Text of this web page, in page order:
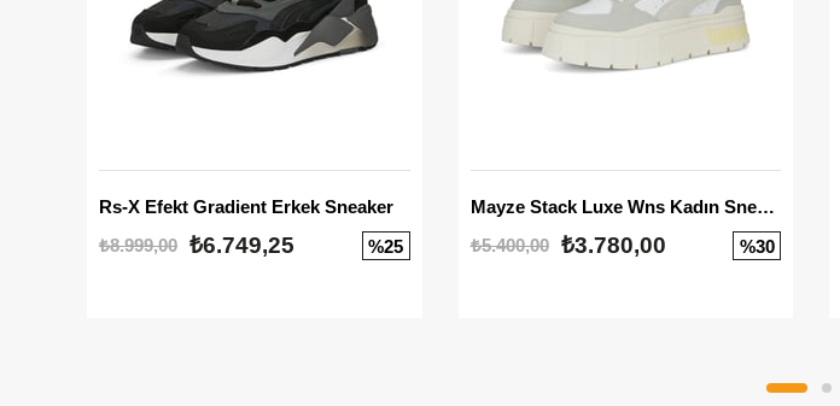
Rs-X Efekt Gradient Erkek Sneaker
₺8.999,00 ₺6.749,25 %25
Mayze Stack Luxe Wns Kadın Sneaker
₺5.400,00
₺3.780,00 %30